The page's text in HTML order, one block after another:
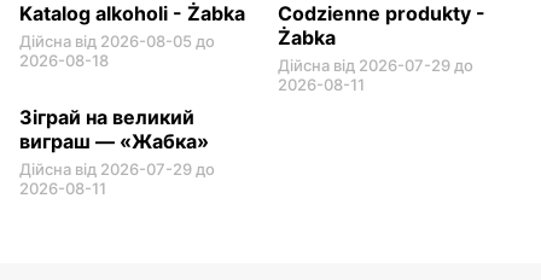
Katalog alkoholi - Żabka
Дійсна від 2026-08-05 до
2026-08-18
Codzienne produkty -
Żabka
Дійсна від 2026-07-29 до
2026-08-11
Зіграй на великий
виграш — «Жабка»
Дійсна від 2026-07-29 до
2026-08-11